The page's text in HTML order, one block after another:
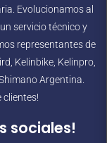
Evolucionamos al
servicio técnico y
representantes de
Kelinbike, Kelinpro,
Argentina.
clientes!
sociales!